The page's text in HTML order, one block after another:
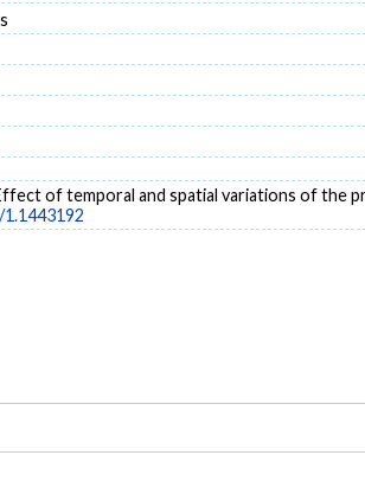
Effect of temporal and spatial variations of the